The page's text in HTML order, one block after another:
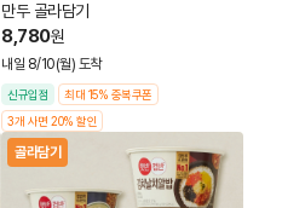
만두 골라담기
8,780원
내일 8/10(월) 도착
신규입점
최대 15% 중복쿠폰
3개 사면 20% 할인
골라담기